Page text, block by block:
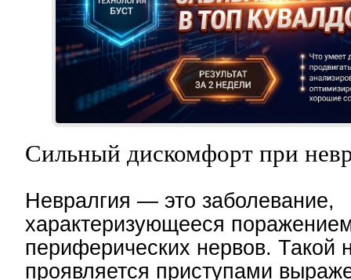
Сильный дискомфорт при
Невралгия — это заболевание,
характеризующееся
периферических нервов. Такой
проявляется приступами